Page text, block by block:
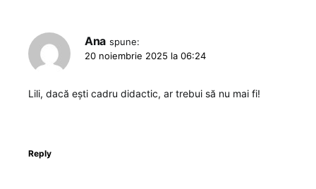
Ana spune:
20 noiembrie 2025 la 06:24
Lili, dacă ești cadru didactic, ar trebui să nu mai fi!
Reply